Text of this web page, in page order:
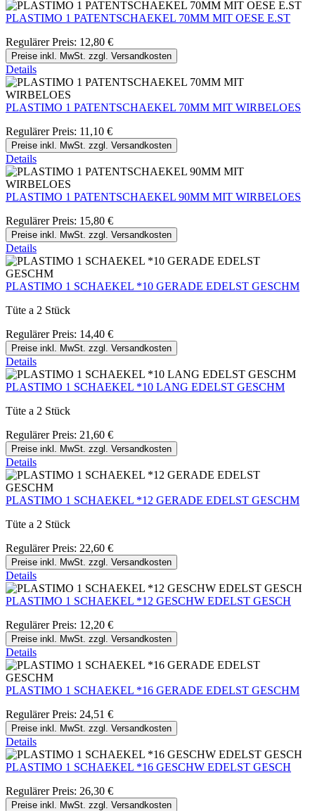
PLASTIMO 1 PATENTSCHAEKEL 70MM MIT OESE E.ST
Regulärer Preis: 12,80 €
Preise inkl. MwSt. zzgl. Versandkosten
Details
PLASTIMO 1 PATENTSCHAEKEL 70MM MIT WIRBELOES
Regulärer Preis: 11,10 €
Preise inkl. MwSt. zzgl. Versandkosten
Details
PLASTIMO 1 PATENTSCHAEKEL 90MM MIT WIRBELOES
Regulärer Preis: 15,80 €
Preise inkl. MwSt. zzgl. Versandkosten
Details
PLASTIMO 1 SCHAEKEL *10 GERADE EDELST GESCHM
Tüte a 2 Stück
Regulärer Preis: 14,40 €
Preise inkl. MwSt. zzgl. Versandkosten
Details
PLASTIMO 1 SCHAEKEL *10 LANG EDELST GESCHM
Tüte a 2 Stück
Regulärer Preis: 21,60 €
Preise inkl. MwSt. zzgl. Versandkosten
Details
PLASTIMO 1 SCHAEKEL *12 GERADE EDELST GESCHM
Tüte a 2 Stück
Regulärer Preis: 22,60 €
Preise inkl. MwSt. zzgl. Versandkosten
Details
PLASTIMO 1 SCHAEKEL *12 GESCHW EDELST GESCH
Regulärer Preis: 12,20 €
Preise inkl. MwSt. zzgl. Versandkosten
Details
PLASTIMO 1 SCHAEKEL *16 GERADE EDELST GESCHM
Regulärer Preis: 24,51 €
Preise inkl. MwSt. zzgl. Versandkosten
Details
PLASTIMO 1 SCHAEKEL *16 GESCHW EDELST GESCH
Regulärer Preis: 26,30 €
Preise inkl. MwSt. zzgl. Versandkosten